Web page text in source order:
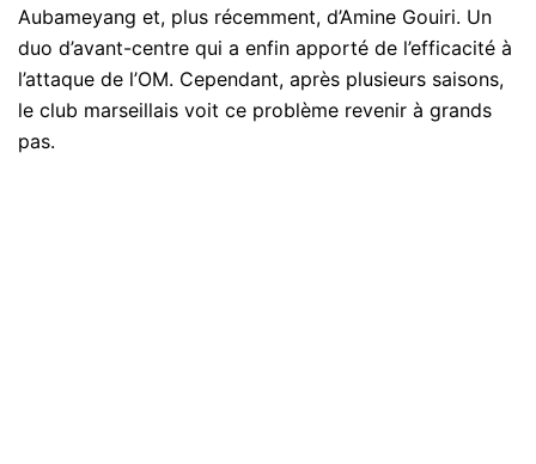
Aubameyang et, plus récemment, d’Amine Gouiri. Un
duo d’avant-centre qui a enfin apporté de l’efficacité à
l’attaque de l’OM. Cependant, après plusieurs saisons,
le club marseillais voit ce problème revenir à grands
pas.